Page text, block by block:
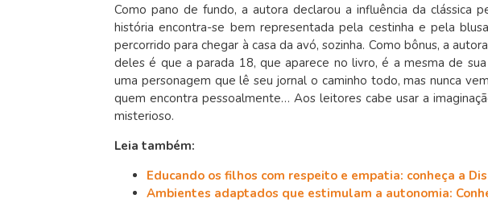
Como pano de fundo, a autora declarou a influência da clássica
história encontra-se bem representada pela cestinha e pela
percorrido para chegar à casa da avó, sozinha. Como bônus, a
deles é que a parada 18, que aparece no livro, é a mesma de
uma personagem que lê seu jornal o caminho todo, mas nunca
quem encontra pessoalmente… Aos leitores cabe usar a
misterioso.
Leia também:
Educando os filhos com respeito e empatia: conheça a
Ambientes adaptados que estimulam a autonomia: